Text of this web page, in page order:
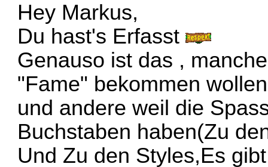
Hey Markus,
Du hast's Erfasst
Genauso ist das ,
"Fame" bekommen
und andere weil die
Buchstaben haben(Zu
Und Zu den Styles,Es